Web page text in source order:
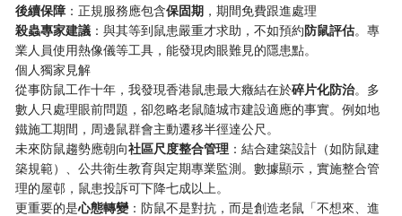
​後續保障​ ​：正規服務應包含​​保固期​ ​，期間免費跟進處理
​殺蟲專家建議​ ​：與其等到鼠患嚴重才求助，不如預約​​防鼠評估​​。專
業人員使用熱像儀等工具，能發現肉眼難見的隱患點。
個人獨家見解
從事防鼠工作十年，我發現香港鼠患最大癥結在於​​碎片化防治​​。多
數人只處理眼前問題，卻忽略老鼠隨城市建設適應的事實。例如地
鐵施工期間，周邊鼠群會主動遷移半徑達公尺。
未來防鼠趨勢應朝向​​社區尺度整合管理​ ​：結合建築設計（如防鼠建
築規範）、公共衛生教育與定期專業監測。數據顯示，實施整合管
理的屋邨，鼠患投訴可下降七成以上。
更重要的是​​心態轉變​​：防鼠不是對抗，而是創造老鼠「不想來、進